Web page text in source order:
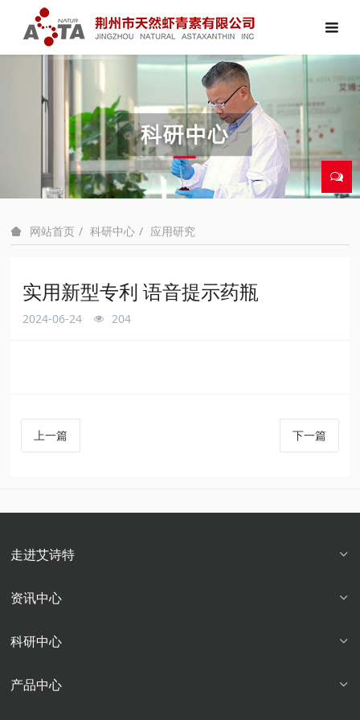
网站首页 科研中心 应用研究
实用新型专利 语音提示药瓶
2024-06-24 204
上一篇 下一篇
走进艾诗特
资讯中心
科研中心
产品中心